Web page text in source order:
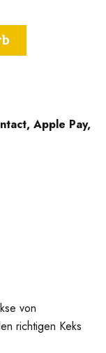
Apple Pay,
von
richtigen Keks